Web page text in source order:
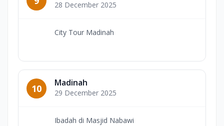
28 December 2025
City Tour Madinah
10 Madinah
29 December 2025
Ibadah di Masjid Nabawi